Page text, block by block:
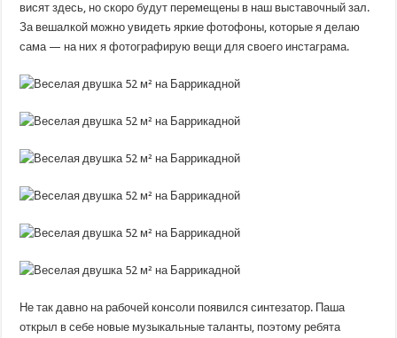
висят здесь, но скоро будут перемещены в наш выставочный зал.
За вешалкой можно увидеть яркие фотофоны, которые я делаю
сама — на них я фотографирую вещи для своего инстаграма.
Не так давно на рабочей консоли появился синтезатор. Паша
открыл в себе новые музыкальные таланты, поэтому ребята